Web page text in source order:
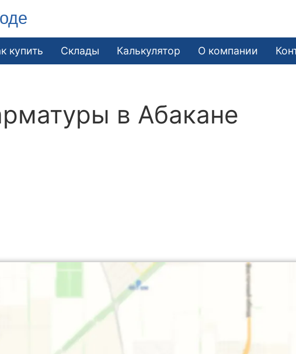
купить Склады Калькулятор О компании
в Абакане